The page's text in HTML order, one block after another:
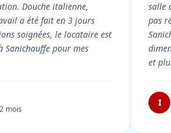
Douche italienne,
a été fait en 3 jours
soignées, le locataire est
Sanichauffe pour mes
mois
salle
pas
et
I